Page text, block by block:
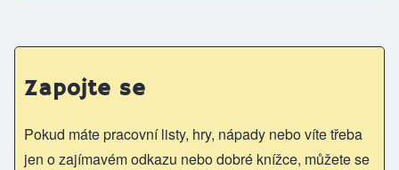
Zapojte se
Pokud máte pracovní listy, hry, nápady nebo víte třeba
jen o zajímavém odkazu nebo dobré knížce, můžete se